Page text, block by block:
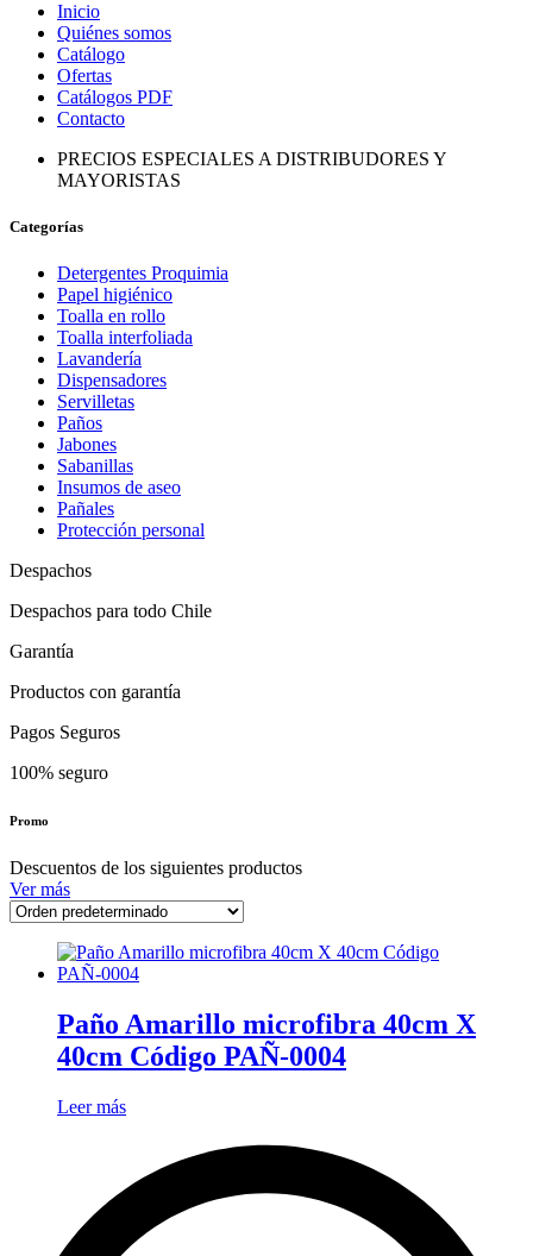
Inicio
Quiénes somos
Catálogo
Ofertas
Catálogos PDF
Contacto
PRECIOS ESPECIALES A DISTRIBUDORES Y
MAYORISTAS
Categorías
Detergentes Proquimia
Papel higiénico
Toalla en rollo
Toalla interfoliada
Lavandería
Dispensadores
Servilletas
Paños
Jabones
Sabanillas
Insumos de aseo
Pañales
Protección personal
Despachos
Despachos para todo Chile
Garantía
Productos con garantía
Pagos Seguros
100% seguro
Promo
Descuentos de los siguientes productos
Ver más
Paño Amarillo microfibra 40cm X
40cm Código PAÑ-0004
Leer más